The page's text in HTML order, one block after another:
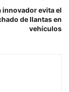
innovador evita el
de llantas en
vehículos